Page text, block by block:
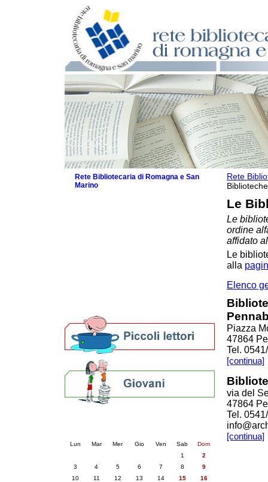
Rete
Biblioteche
Le
Le
ordine
affidato
Le
alla
Elenco
Piazza
47864
Tel.
[continua]
via del
47864
Tel.
[continua]
Rete Bibliotecaria di Romagna e San
Marino
Lun Mar Mer Gio Ven Sab
Dom
1
2
3
4 5 6 7 8
9
10
11 12 13 14 15
16